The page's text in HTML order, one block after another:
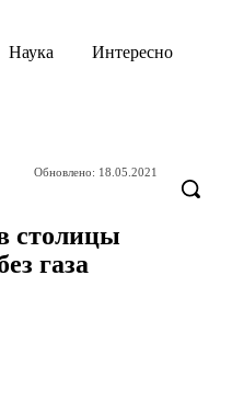
Наука Интересно
Обновлено: 18.05.2021
столицы
газа